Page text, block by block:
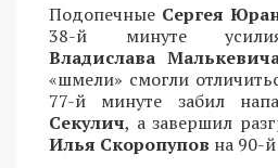
Подопечные Сергея
38-й минуте
Владислава
«шмели» смогли
77-й минуте забил
Секулич, а завершил
Илья Скоропупов на 90-